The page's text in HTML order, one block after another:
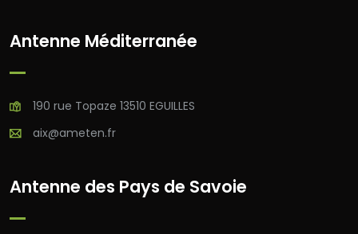
Antenne Méditerranée
190 rue Topaze 13510 EGUILLES
aix@ameten.fr
Antenne des Pays de Savoie